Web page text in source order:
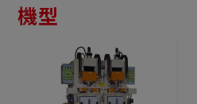
機型